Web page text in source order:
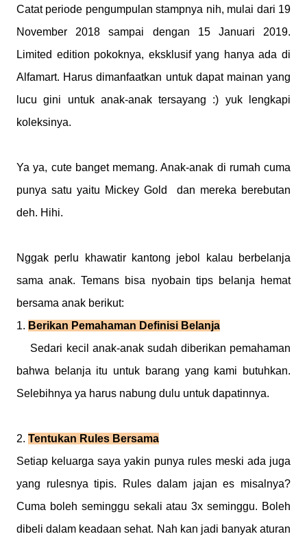
Catat periode pengumpulan stampnya nih, mulai dari 19
November 2018 sampai dengan 15 Januari 2019.
Limited edition pokoknya, eksklusif yang hanya ada di
Alfamart. Harus dimanfaatkan untuk dapat mainan yang
lucu gini untuk anak-anak tersayang :) yuk lengkapi
koleksinya.
Ya ya, cute banget memang. Anak-anak di rumah cuma
punya satu yaitu Mickey Gold dan mereka berebutan
deh. Hihi.
Nggak perlu khawatir kantong jebol kalau berbelanja
sama anak. Temans bisa nyobain tips belanja hemat
bersama anak berikut:
1. Berikan Pemahaman Definisi Belanja
Sedari kecil anak-anak sudah diberikan pemahaman
bahwa belanja itu untuk barang yang kami butuhkan.
Selebihnya ya harus nabung dulu untuk dapatinnya.
2. Tentukan Rules Bersama
Setiap keluarga saya yakin punya rules meski ada juga
yang rulesnya tipis. Rules dalam jajan es misalnya?
Cuma boleh seminggu sekali atau 3x seminggu. Boleh
dibeli dalam keadaan sehat. Nah kan jadi banyak aturan